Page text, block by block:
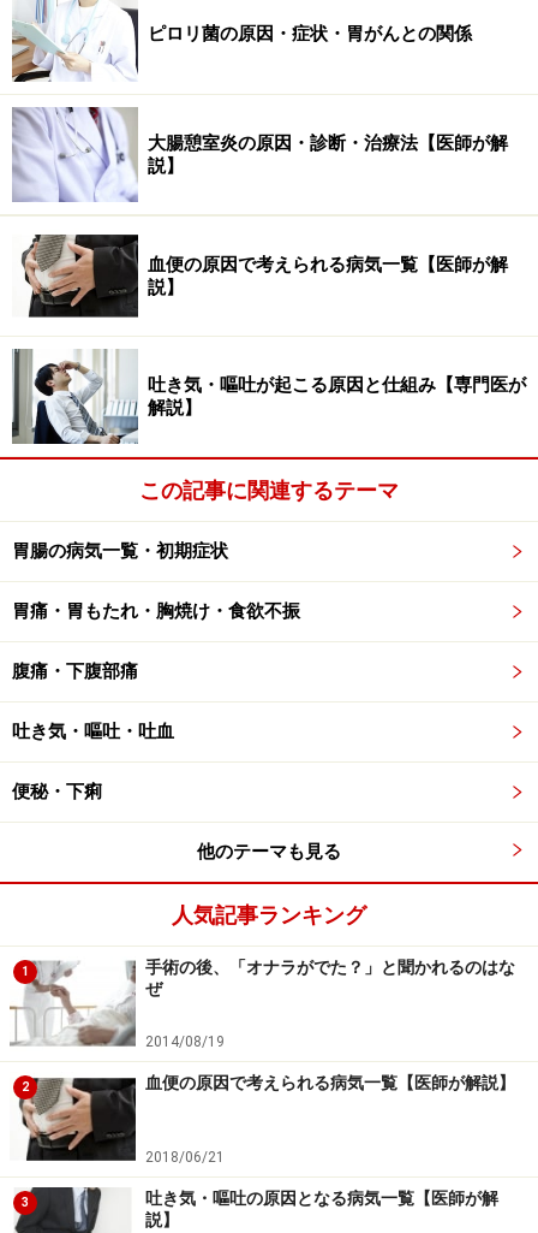
も大腸左側の憩室が増えています。
憩室には、腸壁そのものがとび出す「真性憩室」と、腸
壁の筋層のすきまから腸粘膜がとび出す「仮性憩室」の
2種類ありますが、大腸憩室症の場合にはほとんどが後
者の仮性憩室。腸管の内圧の上昇に伴い、大腸壁の筋肉
層の弱い部分（たとえば血管など）が腸壁を貫き、筋層
が弱くなっている部分から粘膜が脱出して憩室が生じる
と考えられています。では、どうして大腸の内圧が上昇
するのか。ここに、食生活が関わってきます。食生活の
欧米化により肉食が増え、食物線維の摂取量が減少した
ため、便秘や腸管のれん縮が強くなり、結果として内圧
が上昇すると考えられています。もうひとつ、憩室が出
来る原因として、加齢による腸管壁の脆弱化があげられ
ます。老化によって腸管の膜も弱くなるということです
ね。
大腸憩室症・大腸憩室炎の症状……強い腹
痛・下痢・血便など
多くは無症状ですが、時に下痢、軟便、便秘などの便通
異常、腹部膨満感、腹痛などの腸運動異常に基づく症
（IBS）の主な原因・症状」や「 過敏性腸症候群（IBS）
の診断法・治療法・予防法」をご参照ください。
合併症として大腸憩室炎が発症すると、その部位に限局
した強い腹痛が生じます。また下痢、発熱、血便などを
伴うこともあります。憩室炎は、憩室内に便がたまって
起こるとされていますが、進行すると腸に穴があく穿
孔、穿孔性腹膜炎、狭窄による腸閉塞などを生じること
があります。時に右側の上行結腸に起きた憩室炎の場合
は、急性虫垂炎に似た症状のこともあり、実際、憩室炎
と虫垂炎の判断がつかないまま、手術することもありま
す。手術までいかないとしても、普段、クリニックで診
ピロリ菌の原因・症状・胃がんとの関係
大腸憩室炎の原因・診断・治療法【医師が解
説】
血便の原因で考えられる病気一覧【医師が解
説】
吐き気・嘔吐が起こる原因と仕組み【専門医が
解説】
この記事に関連するテーマ
胃腸の病気一覧・初期症状
胃痛・胃もたれ・胸焼け・食欲不振
腹痛・下腹部痛
吐き気・嘔吐・吐血
便秘・下痢
他のテーマも見る
人気記事ランキング
1
手術の後、「オナラがでた？」と聞かれるのはな
ぜ
2014/08/19
2 血便の原因で考えられる病気一覧【医師が解説】
2018/06/21
3
吐き気・嘔吐の原因となる病気一覧【医師が解
説】